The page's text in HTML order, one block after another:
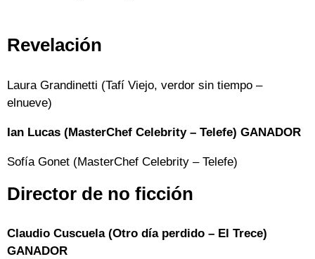
Revelación
Laura Grandinetti (Tafí Viejo, verdor sin tiempo –
elnueve)
Ian Lucas (MasterChef Celebrity – Telefe) GANADOR
Sofía Gonet (MasterChef Celebrity – Telefe)
Director de no ficción
Claudio Cuscuela (Otro día perdido – El Trece)
GANADOR